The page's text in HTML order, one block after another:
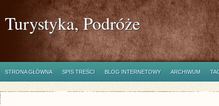
Turystyka, Podróże
STRONA GŁÓWNA SPIS TREŚCI BLOG INTERNETOWY ARCHIWUM